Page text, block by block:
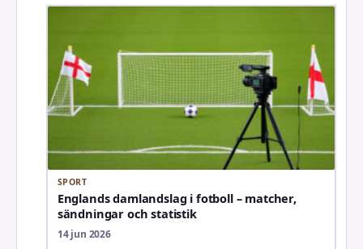
SPORT
Englands damlandslag i fotboll – matcher,
sändningar och statistik
14 jun 2026